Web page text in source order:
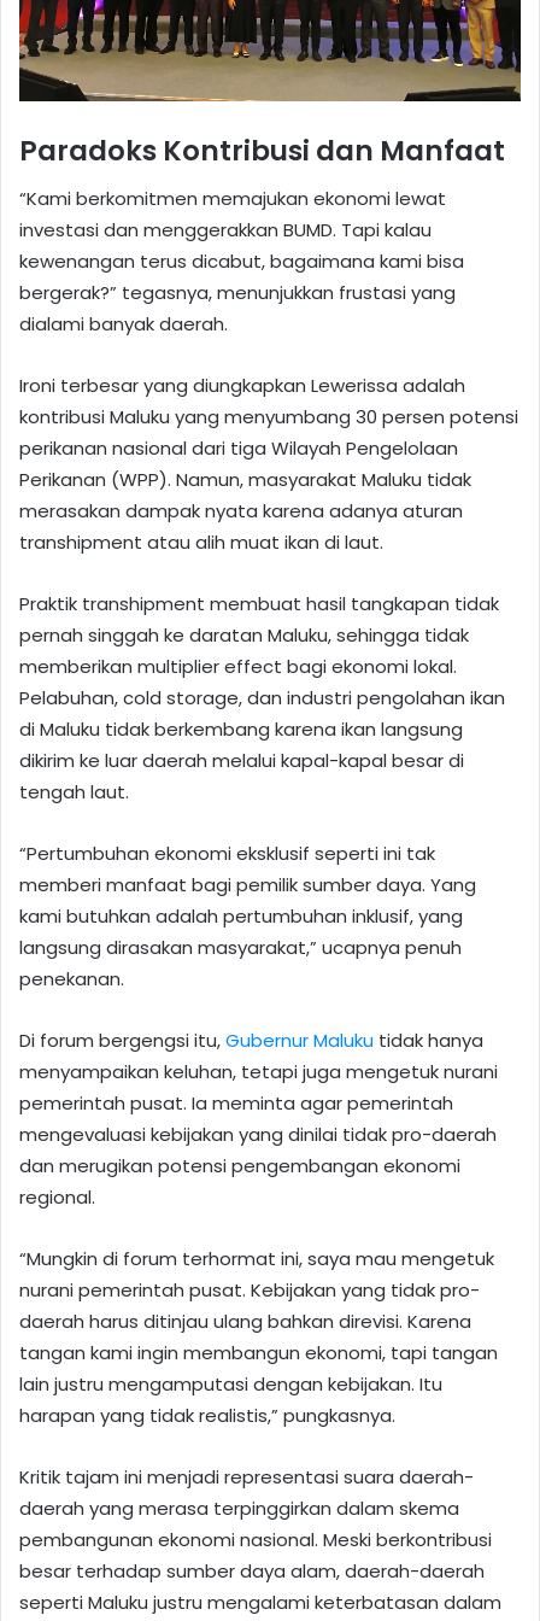
Paradoks Kontribusi dan Manfaat
“Kami berkomitmen memajukan ekonomi lewat
investasi dan menggerakkan BUMD. Tapi kalau
kewenangan terus dicabut, bagaimana kami bisa
bergerak?” tegasnya, menunjukkan frustasi yang
dialami banyak daerah.
Ironi terbesar yang diungkapkan Lewerissa adalah
kontribusi Maluku yang menyumbang 30 persen potensi
perikanan nasional dari tiga Wilayah Pengelolaan
Perikanan (WPP). Namun, masyarakat Maluku tidak
merasakan dampak nyata karena adanya aturan
transhipment atau alih muat ikan di laut.
Praktik transhipment membuat hasil tangkapan tidak
pernah singgah ke daratan Maluku, sehingga tidak
memberikan multiplier effect bagi ekonomi lokal.
Pelabuhan, cold storage, dan industri pengolahan ikan
di Maluku tidak berkembang karena ikan langsung
dikirim ke luar daerah melalui kapal-kapal besar di
tengah laut.
“Pertumbuhan ekonomi eksklusif seperti ini tak
memberi manfaat bagi pemilik sumber daya. Yang
kami butuhkan adalah pertumbuhan inklusif, yang
langsung dirasakan masyarakat,” ucapnya penuh
penekanan.
Di forum bergengsi itu,Gubernur Maluku tidak hanya
menyampaikan keluhan, tetapi juga mengetuk nurani
pemerintah pusat. Ia meminta agar pemerintah
mengevaluasi kebijakan yang dinilai tidak pro-daerah
dan merugikan potensi pengembangan ekonomi
regional.
“Mungkin di forum terhormat ini, saya mau mengetuk
nurani pemerintah pusat. Kebijakan yang tidak pro-
daerah harus ditinjau ulang bahkan direvisi. Karena
tangan kami ingin membangun ekonomi, tapi tangan
lain justru mengamputasi dengan kebijakan. Itu
harapan yang tidak realistis,” pungkasnya.
Kritik tajam ini menjadi representasi suara daerah-
daerah yang merasa terpinggirkan dalam skema
pembangunan ekonomi nasional. Meski berkontribusi
besar terhadap sumber daya alam, daerah-daerah
seperti Maluku justru mengalami keterbatasan dalam